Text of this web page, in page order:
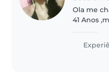
Ola me
41 Anos
de